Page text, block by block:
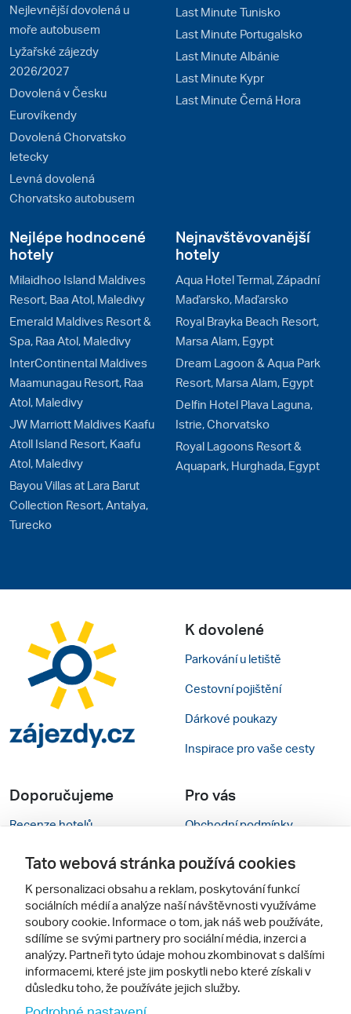
Nejlevnější dovolená u
moře autobusem
Lyžařské zájezdy
2026/2027
Dovolená v Česku
Eurovíkendy
Dovolená Chorvatsko
letecky
Levná dovolená
Chorvatsko autobusem
Last Minute Tunisko
Last Minute Portugalsko
Last Minute Albánie
Last Minute Kypr
Last Minute Černá Hora
Nejlépe hodnocené
hotely
Milaidhoo Island Maldives
Resort, Baa Atol, Maledivy
Emerald Maldives Resort &
Spa, Raa Atol, Maledivy
InterContinental Maldives
Maamunagau Resort, Raa
Atol, Maledivy
JW Marriott Maldives Kaafu
Atoll Island Resort, Kaafu
Atol, Maledivy
Bayou Villas at Lara Barut
Collection Resort, Antalya,
Turecko
Nejnavštěvovanější
hotely
Aqua Hotel Termal, Západní
Maďarsko, Maďarsko
Royal Brayka Beach Resort,
Marsa Alam, Egypt
Dream Lagoon & Aqua Park
Resort, Marsa Alam, Egypt
Delfin Hotel Plava Laguna,
Istrie, Chorvatsko
Royal Lagoons Resort &
Aquapark, Hurghada, Egypt
K dovolené
Parkování u letiště
Cestovní pojištění
Dárkové poukazy
Inspirace pro vaše cesty
Doporučujeme
Recenze hotelů
Rady na cestu
Cestovní kanceláře
Zájazdy.sk
Pro vás
Obchodní podmínky
Kontakty
Nastavení cookies
Mobilní verze webu
Sledujte nás
Tato webová stránka používá cookies
K personalizaci obsahu a reklam, poskytování funkcí
sociálních médií a analýze naší návštěvnosti využíváme
soubory cookie. Informace o tom, jak náš web používáte,
sdílíme se svými partnery pro sociální média, inzerci a
analýzy. Partneři tyto údaje mohou zkombinovat s dalšími
informacemi, které jste jim poskytli nebo které získali v
důsledku toho, že používáte jejich služby.